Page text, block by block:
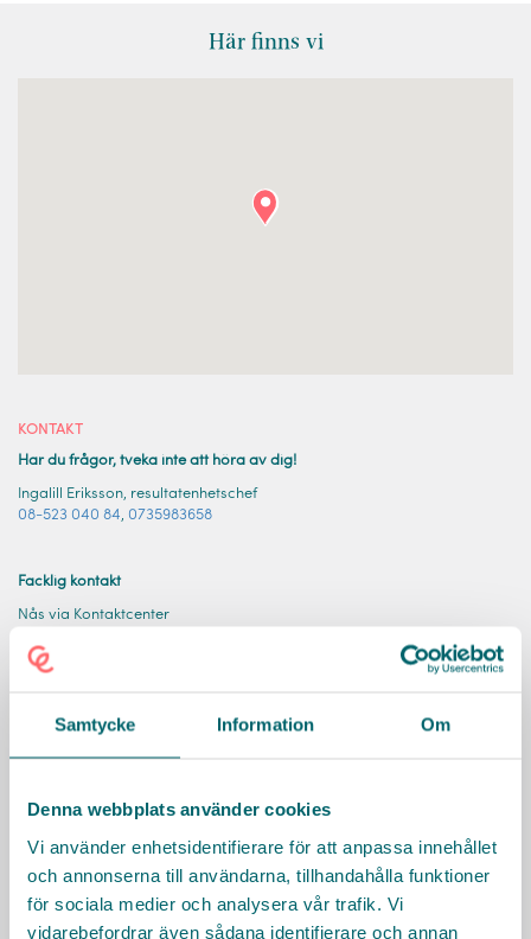
Samtycke Information Om
Denna webbplats använder cookies
Vi använder enhetsidentifierare för att anpassa innehållet
och annonserna till användarna, tillhandahålla funktioner
för sociala medier och analysera vår trafik. Vi
vidarebefordrar även sådana identifierare och annan
Här finns vi
KONTAKT
Har du frågor, tveka inte att höra av dig!
Ingalill Eriksson, resultatenhetschef
08-523 040 84, 0735983658
Facklig kontakt
Nås via Kontaktcenter
Räkna ut resväg